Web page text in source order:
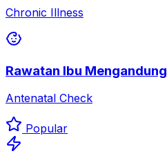
Chronic Illness
Rawatan Ibu Mengandung
Antenatal Check
Popular